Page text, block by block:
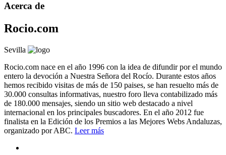
Acerca de
Rocio.com
Sevilla
Rocio.com nace en el año 1996 con la idea de difundir por el mundo
entero la devoción a Nuestra Señora del Rocío. Durante estos años
hemos recibido visitas de más de 150 paises, se han resuelto más de
30.000 consultas informativas, nuestro foro lleva contabilizado más
de 180.000 mensajes, siendo un sitio web destacado a nivel
internacional en los principales buscadores. En el año 2012 fue
finalista en la Edición de los Premios a las Mejores Webs Andaluzas,
organizado por ABC. Leer más